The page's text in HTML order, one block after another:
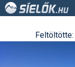
Feltöltötte: